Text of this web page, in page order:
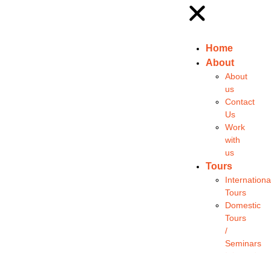
Home
About
About
us
Contact
Us
Work
with
us
Tours
Tours
Domestic
Tours
/
Seminars